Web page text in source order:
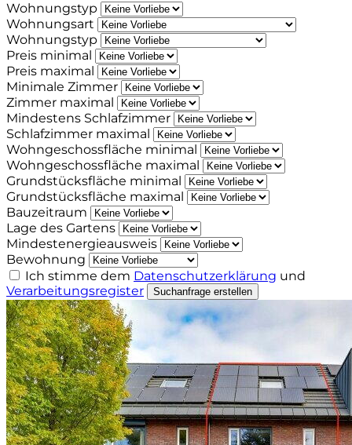
Wohnungstyp
Wohnungsart
Wohnungstyp
Preis minimal
Preis maximal
Minimale Zimmer
Zimmer maximal
Mindestens Schlafzimmer
Schlafzimmer maximal
Wohngeschossfläche minimal
Wohngeschossfläche maximal
Grundstücksfläche minimal
Grundstücksfläche maximal
Bauzeitraum
Lage des Gartens
Mindestenergieausweis
Bewohnung
Ich stimme dem Datenschutzerklärung und
Verarbeitungsregister
Suchanfrage erstellen